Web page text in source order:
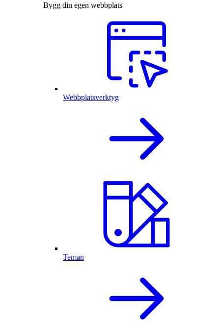
Bygg din egen webbplats
Webbplatsverktyg
Teman